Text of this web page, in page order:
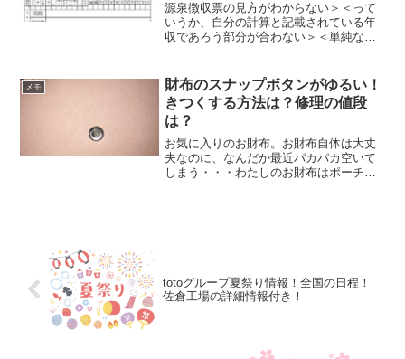
源泉徴収票の見方がわからない＞＜って
いうか、自分の計算と記載されている年
収であろう部分が合わない＞＜単純な計
って思いますよね(；´Д｀)そこでまず、源
泉徴収票の見方。年...
メモ
財布のスナップボタンがゆるい！
きつくする方法は？修理の値段
は？
お気に入りのお財布。お財布自体は大丈
夫なのに、なんだか最近パカパカ空いて
しまう・・・わたしのお財布はポーチタ
totoグループ夏祭り情報！全国の日程！
佐倉工場の詳細情報付き！